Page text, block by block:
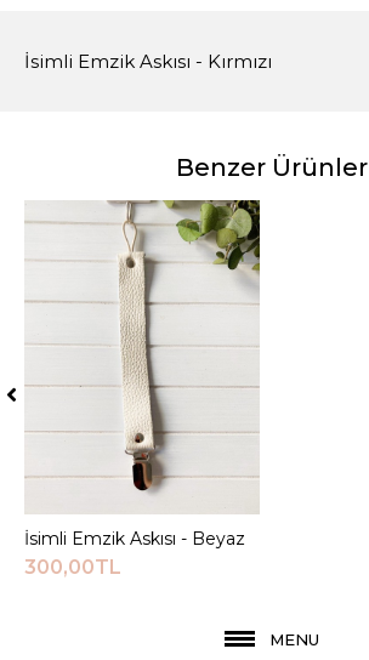
İsimli Emzik Askısı - Kırmızı
Benzer Ürünler
Sepete Ekle
İsimli Emzik Askısı - Beyaz
300,00TL
MENU